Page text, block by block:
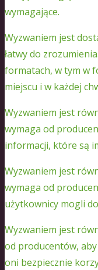
wymagające.
Wyzwaniem jest
łatwy do
formatach, w tym w
miejscu i w każdej
Wyzwaniem jest
wymaga od
informacji, które są
Wyzwaniem jest
wymaga od
użytkownicy mogli
Wyzwaniem jest
od producentów,
oni bezpiecznie